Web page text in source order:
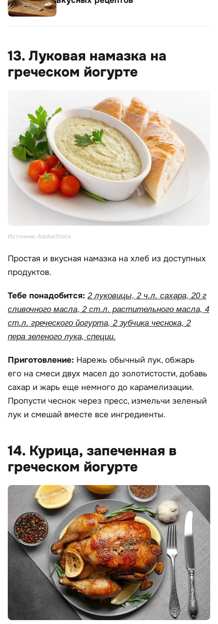
13. Луковая намазка на
греческом йогурте
Источник: AdobeStock
Простая и вкусная намазка на хлеб из доступных
продуктов.
Тебе понадобится: 2 луковицы, 2 ч.л. сахара, 20 г
сливочного масла, 2 ст.л. растительного масла, 4
ст.л. греческого йогурта, 2 зубчика чеснока, 2
пера зеленого лука, специи.
Приготовление: Нарежь обычный лук, обжарь
его на смеси двух масел до золотистости, добавь
сахар и жарь еще немного до карамелизации.
Пропусти чеснок через пресс, измельчи зеленый
лук и смешай вместе все ингредиенты.
14. Курица, запеченная в
греческом йогурте